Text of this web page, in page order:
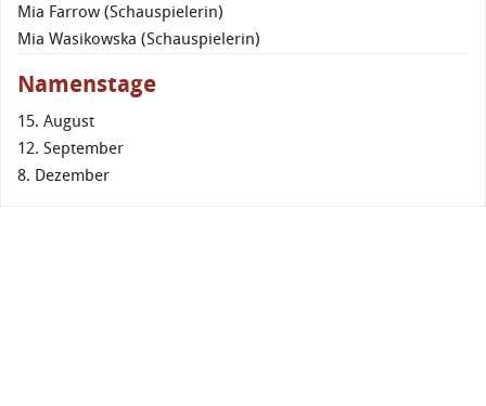
Mia Farrow (Schauspielerin)
Mia Wasikowska (Schauspielerin)
Namenstage
15. August
12. September
8. Dezember